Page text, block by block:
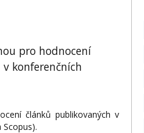
pro hodnocení
konferenčních
článků publikovaných v